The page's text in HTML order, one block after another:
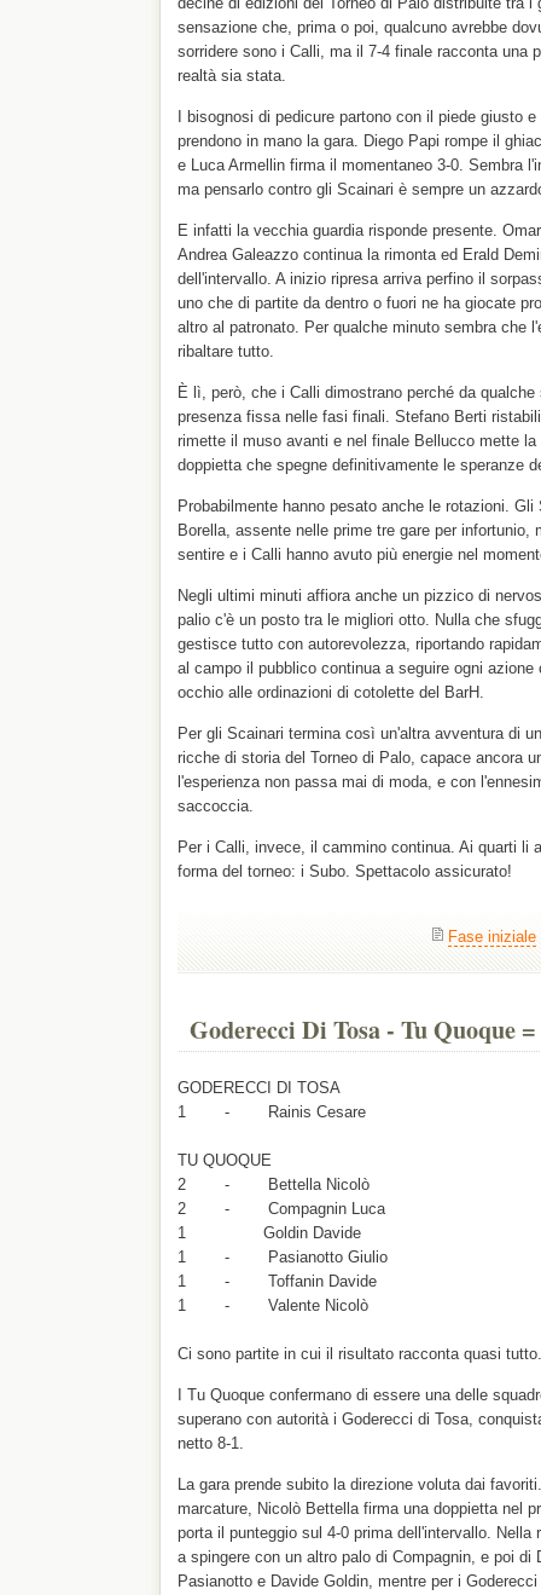
sensazione che, prima o poi, qualcuno avrebbe
sorridere sono i Calli, ma il 7-4 finale racconta una
realtà sia stata.
I bisognosi di pedicure partono con il piede giusto
prendono in mano la gara. Diego Papi rompe il
e Luca Armellin firma il momentaneo 3-0. Sembra
ma pensarlo contro gli Scainari è sempre un
E infatti la vecchia guardia risponde presente.
Andrea Galeazzo continua la rimonta ed Erald
dell'intervallo. A inizio ripresa arriva perfino il
uno che di partite da dentro o fuori ne ha giocate
altro al patronato. Per qualche minuto sembra che
ribaltare tutto.
È lì, però, che i Calli dimostrano perché da
presenza fissa nelle fasi finali. Stefano Berti
rimette il muso avanti e nel finale Bellucco mette
doppietta che spegne definitivamente le speranze
Probabilmente hanno pesato anche le rotazioni.
Borella, assente nelle prime tre gare per
sentire e i Calli hanno avuto più energie nel
Negli ultimi minuti affiora anche un pizzico di
palio c'è un posto tra le migliori otto. Nulla che
gestisce tutto con autorevolezza, riportando
al campo il pubblico continua a seguire ogni azione
occhio alle ordinazioni di cotolette del BarH.
Per gli Scainari termina così un'altra avventura di
ricche di storia del Torneo di Palo, capace ancora
l'esperienza non passa mai di moda, e con
saccoccia.
Per i Calli, invece, il cammino continua. Ai quarti li
forma del torneo: i Subo. Spettacolo assicurato!
Fase iniziale
Goderecci Di Tosa - Tu Quoque =
GODERECCI DI TOSA
1 - Rainis Cesare
TU QUOQUE
2 - Bettella Nicolò
2 - Compagnin Luca
1 Goldin Davide
1 - Pasianotto Giulio
1 - Toffanin Davide
1 - Valente Nicolò
Ci sono partite in cui il risultato racconta quasi
I Tu Quoque confermano di essere una delle
superano con autorità i Goderecci di Tosa,
netto 8-1.
La gara prende subito la direzione voluta dai
marcature, Nicolò Bettella firma una doppietta nel
porta il punteggio sul 4-0 prima dell'intervallo. Nella
a spingere con un altro palo di Compagnin, e poi di
Pasianotto e Davide Goldin, mentre per i